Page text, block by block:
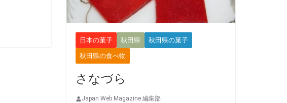
日本の菓子 秋田県 秋田県の菓子
秋田県の食べ物
さなづら
Japan Web Magazine 編集部